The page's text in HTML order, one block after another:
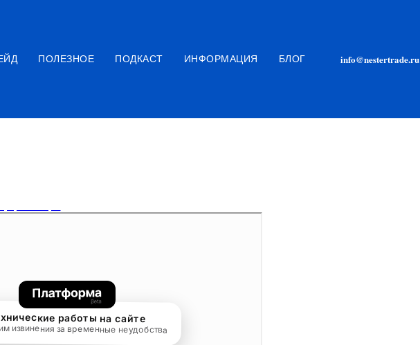
ПОЛЕЗНОЕ ПОДКАСТ ИНФОРМАЦИЯ БЛОГ info@nestertrade.ru
Частный контент